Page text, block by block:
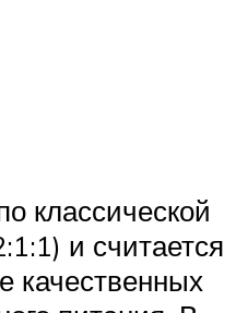
классической
и считается
качественных